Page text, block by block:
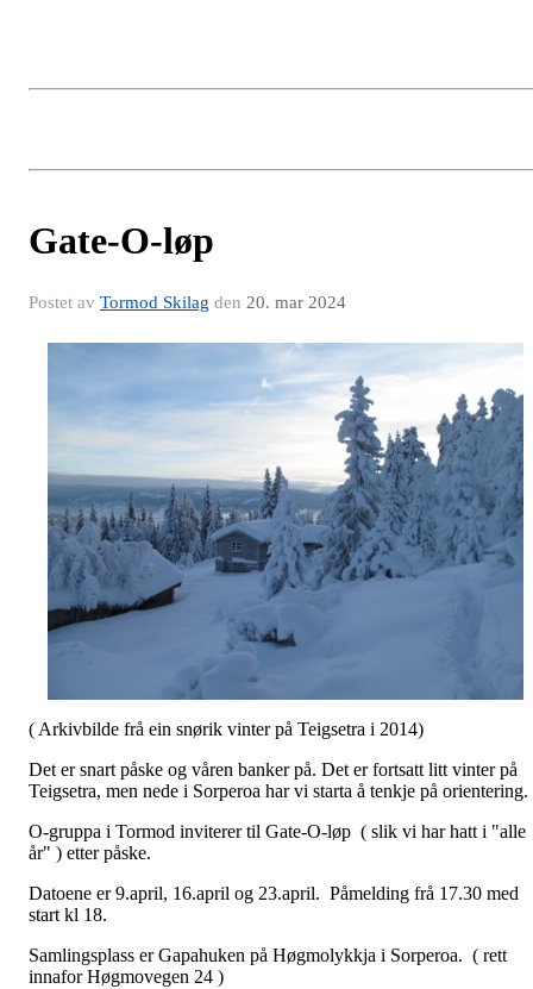
Gate-O-løp
Postet av Tormod Skilag den 20. mar 2024
( Arkivbilde frå ein snørik vinter på Teigsetra i 2014)
Det er snart påske og våren banker på. Det er fortsatt litt vinter på
Teigsetra, men nede i Sorperoa har vi starta å tenkje på orientering.
O-gruppa i Tormod inviterer til Gate-O-løp ( slik vi har hatt i "alle
år" ) etter påske.
Datoene er 9.april, 16.april og 23.april. Påmelding frå 17.30 med
start kl 18.
Samlingsplass er Gapahuken på Høgmolykkja i Sorperoa. ( rett
innafor Høgmovegen 24 )